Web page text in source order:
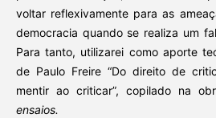
voltar reflexivamente para as
democracia quando se realiza um
Para tanto, utilizarei como aporte
de Paulo Freire “Do direito de
mentir ao criticar”, copilado na
ensaios.